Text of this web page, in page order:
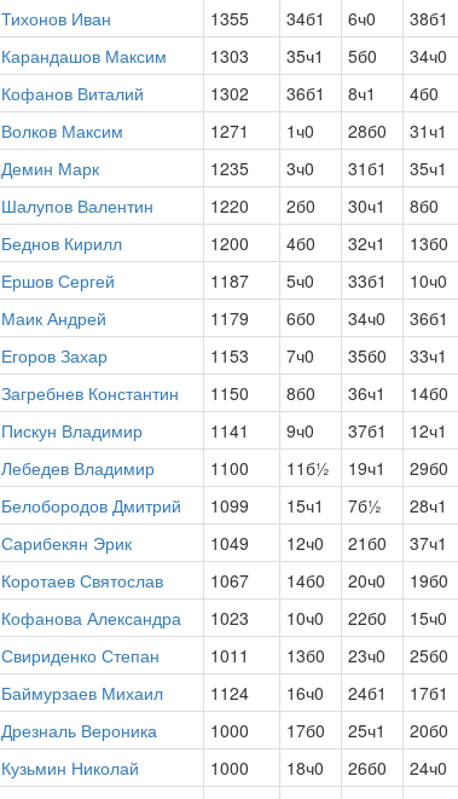
Тихонов Иван 1355 34б1 6ч0 38б1
Карандашов Максим 1303 35ч1 5б0 34ч0
Кофанов Виталий 1302 36б1 8ч1 4б0
Волков Максим 1271 1ч0 28б0 31ч1
Демин Марк 1235 3ч0 31б1 35ч1
Шалупов Валентин 1220 2б0 30ч1 8б0
Беднов Кирилл 1200 4б0 32ч1 13б0
Ершов Сергей 1187 5ч0 33б1 10ч0
Маик Андрей 1179 6б0 34ч0 36б1
Егоров Захар 1153 7ч0 35б0 33ч1
Загребнев Константин 1150 8б0 36ч1 14б0
Пискун Владимир 1141 9ч0 37б1 12ч1
Лебедев Владимир 1100 11б½ 19ч1 29б0
Белобородов Дмитрий 1099 15ч1 7б½ 28ч1
Сарибекян Эрик 1049 12ч0 21б0 37ч1
Коротаев Святослав 1067 14б0 20ч0 19б0
Кофанова Александра 1023 10ч0 22б0 15ч0
Свириденко Степан 1011 13б0 23ч0 25б0
Баймурзаев Михаил 1124 16ч0 24б1 17б1
Дрезналь Вероника 1000 17б0 25ч1 20б0
Кузьмин Николай 1000 18ч0 26б0 24ч0